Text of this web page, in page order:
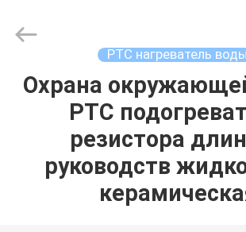
ДОМ
ПРОДУКЦИЯ
Reserved.
PTC нагреватель воды
Охрана
PTC
резистора
руководств